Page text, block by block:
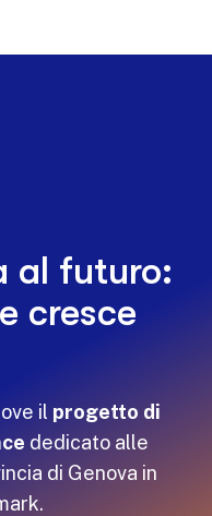
al futuro:
cresce
il progetto di
dedicato alle
di Genova in